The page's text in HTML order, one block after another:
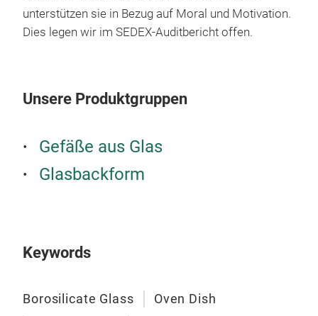
unterstützen sie in Bezug auf Moral und Motivation.
Dies legen wir im SEDEX-Auditbericht offen.
Unsere Produktgruppen
Gefäße aus Glas
Glasbackform
Keywords
Borosilicate Glass
Oven Dish